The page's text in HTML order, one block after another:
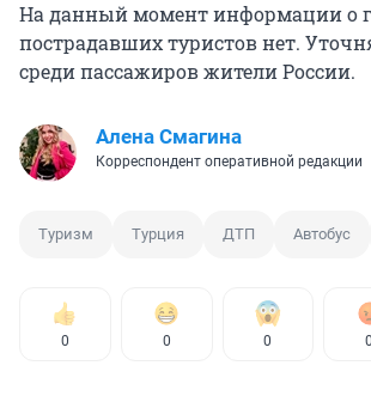
На данный момент информации о
пострадавших туристов нет.
среди пассажиров жители России.
Алена Смагина
Корреспондент оперативной редакции
Туризм Турция ДТП Автобус
0 0 0 0